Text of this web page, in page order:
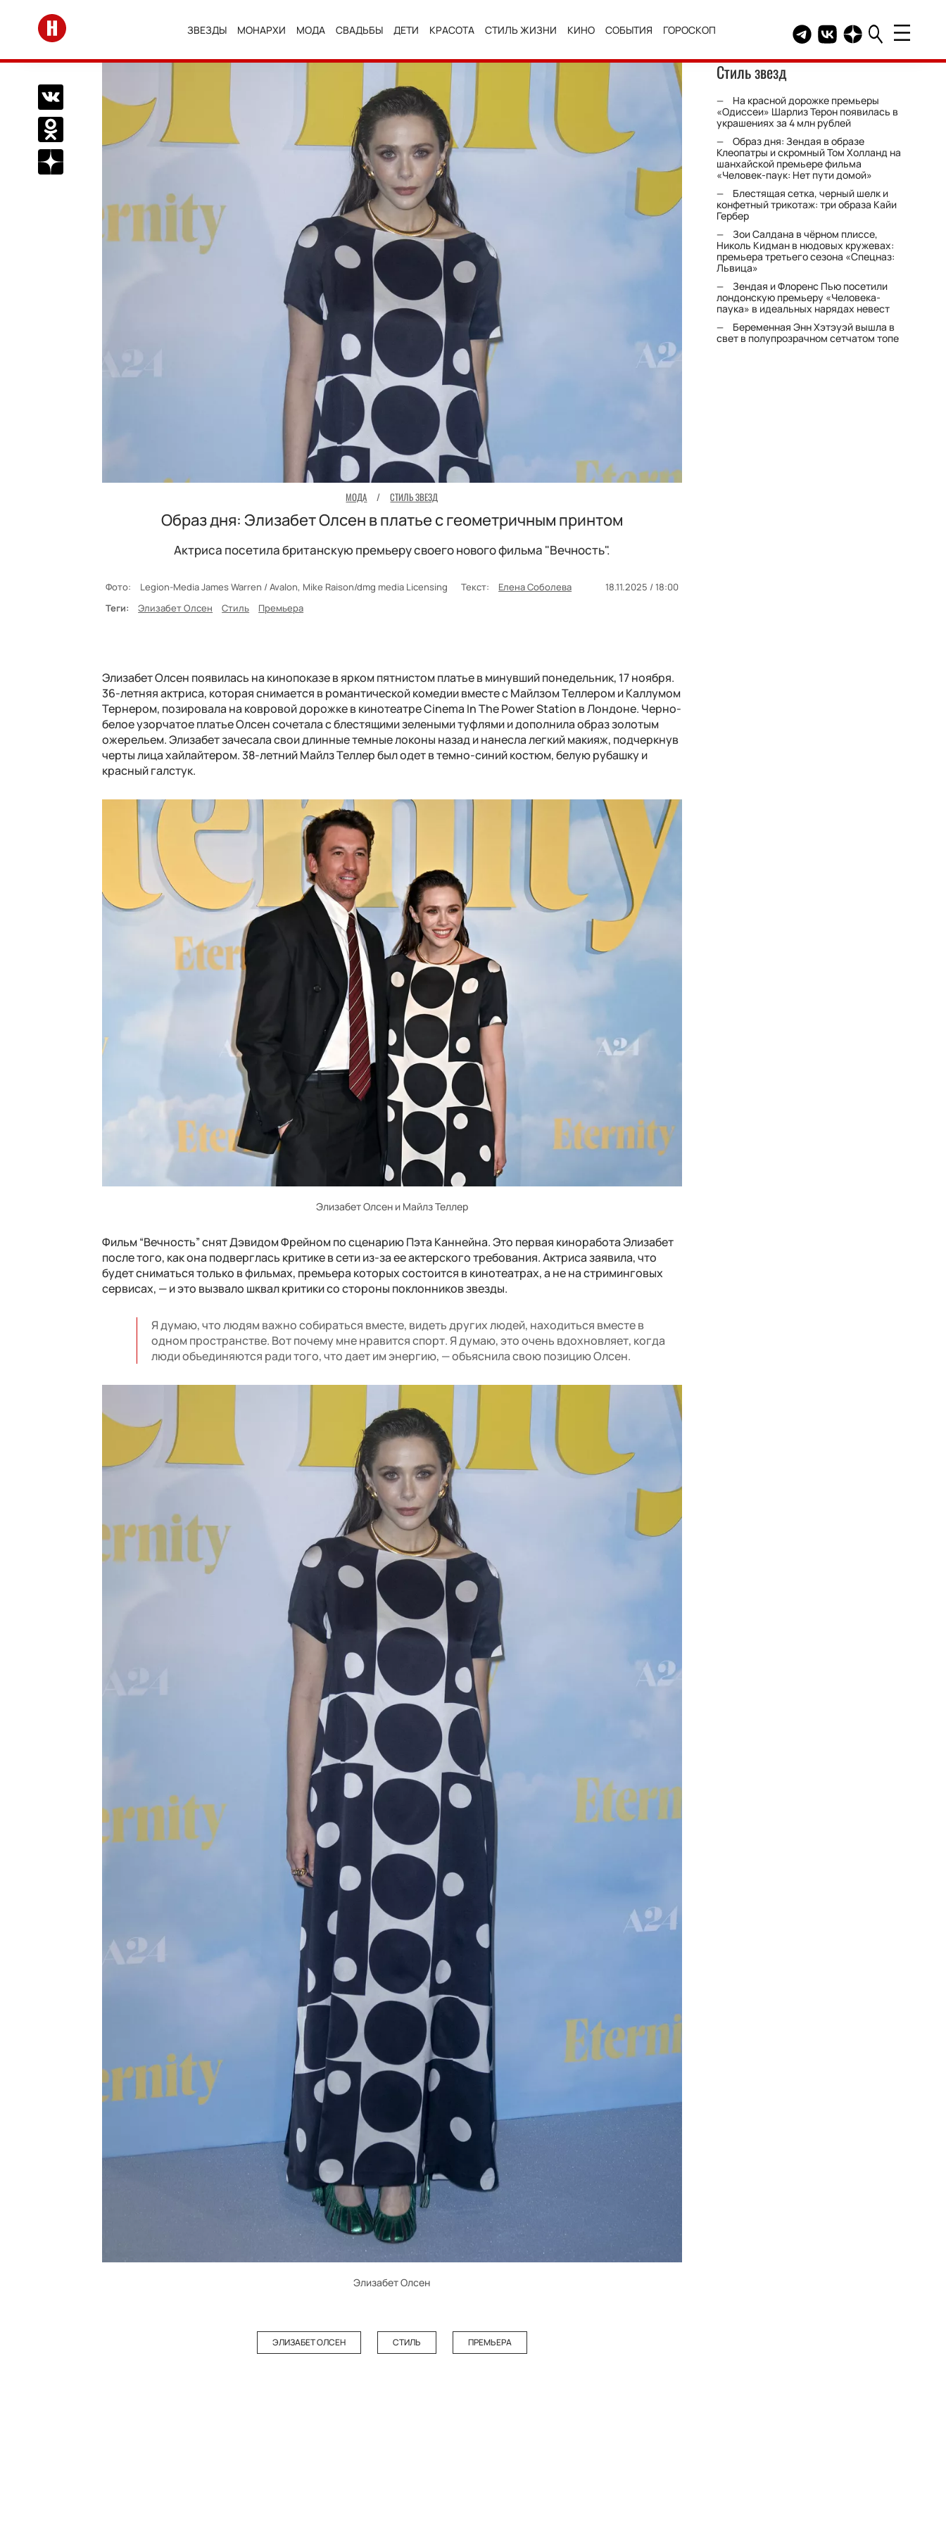
Перейти на главную
ЗВЕЗДЫ МОНАРХИ МОДА СВАДЬБЫ ДЕТИ КРАСОТА СТИЛЬ ЖИЗНИ КИНО СОБЫТИЯ ГОРОСКОП Telegram канал HELLO
Группа HELLO
Канал HELLO в
Поделиться Вконтакте
Поделиться в Одноклассниках
Подписаться на нас в Дзен
МОДА / СТИЛЬ ЗВЕЗД
Образ дня: Элизабет Олсен в платье с геометричным принтом
Актриса посетила британскую премьеру своего нового фильма "Вечность".
Фото: Legion-Media James Warren / Avalon, Mike Raison/dmg media Licensing Текст: Елена Соболева
18.11.2025 / 18:00
Теги:
Элизабет Олсен Стиль Премьера
Элизабет Олсен появилась на кинопоказе в ярком пятнистом платье в минувший понедельник, 17 ноября.
36-летняя актриса, которая снимается в романтической комедии вместе с Майлзом Теллером и Каллумом
Тернером, позировала на ковровой дорожке в кинотеатре Cinema In The Power Station в Лондоне. Черно-
белое узорчатое платье Олсен сочетала с блестящими зелеными туфлями и дополнила образ золотым
ожерельем. Элизабет зачесала свои длинные темные локоны назад и нанесла легкий макияж, подчеркнув
черты лица хайлайтером. 38-летний Майлз Теллер был одет в темно-синий костюм, белую рубашку и
красный галстук.
Элизабет Олсен и Майлз Теллер
Фильм “Вечность” снят Дэвидом Фрейном по сценарию Пэта Каннейна. Это первая киноработа Элизабет
после того, как она подверглась критике в сети из-за ее актерского требования. Актриса заявила, что
будет сниматься только в фильмах, премьера которых состоится в кинотеатрах, а не на стриминговых
сервисах, — и это вызвало шквал критики со стороны поклонников звезды.
Я думаю, что людям важно собираться вместе, видеть других людей, находиться вместе в
одном пространстве. Вот почему мне нравится спорт. Я думаю, это очень вдохновляет, когда
люди объединяются ради того, что дает им энергию, — объяснила свою позицию Олсен.
Элизабет Олсен
ЭЛИЗАБЕТ ОЛСЕН СТИЛЬ ПРЕМЬЕРА
Стиль звезд
На красной дорожке премьеры
«Одиссеи» Шарлиз Терон появилась в
украшениях за 4 млн рублей
Образ дня: Зендая в образе
Клеопатры и скромный Том Холланд на
шанхайской премьере фильма
«Человек-паук: Нет пути домой»
Блестящая сетка, черный шелк и
конфетный трикотаж: три образа Кайи
Гербер
Зои Салдана в чёрном плиссе,
Николь Кидман в нюдовых кружевах:
премьера третьего сезона «Спецназ:
Львица»
Зендая и Флоренс Пью посетили
лондонскую премьеру «Человека-
паука» в идеальных нарядах невест
Беременная Энн Хэтэуэй вышла в
свет в полупрозрачном сетчатом топе